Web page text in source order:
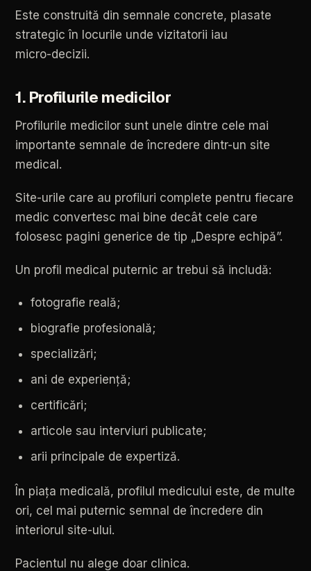
Este construită din semnale concrete, plasate
strategic în locurile unde vizitatorii iau
micro-decizii.
1. Profilurile medicilor
Profilurile medicilor sunt unele dintre cele mai
importante semnale de încredere dintr-un site
medical.
Site-urile care au profiluri complete pentru fiecare
medic convertesc mai bine decât cele care
folosesc pagini generice de tip „Despre echipă”.
Un profil medical puternic ar trebui să includă:
fotografie reală;
biografie profesională;
specializări;
ani de experiență;
certificări;
articole sau interviuri publicate;
arii principale de expertiză.
În piața medicală, profilul medicului este, de multe
ori, cel mai puternic semnal de încredere din
interiorul site-ului.
Pacientul nu alege doar clinica.